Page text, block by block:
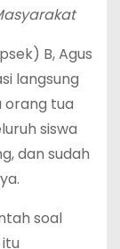
B, Agus
langsung
orang tua
siswa
dan sudah
soal